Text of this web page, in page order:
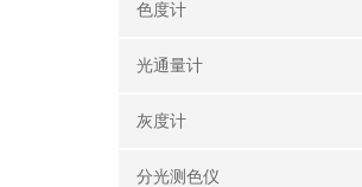
色度计
光通量计
灰度计
分光测色仪